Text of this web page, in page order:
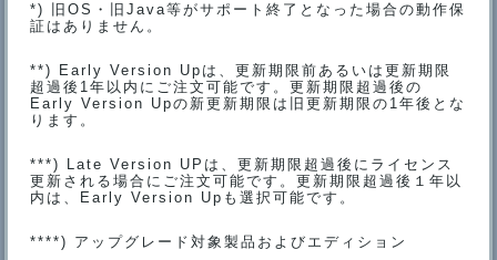
*) 旧OS・旧Java等がサポート終了となった場合の動作保
証はありません。
**) Early Version Upは、更新期限前あるいは更新期限
超過後1年以内にご注文可能です。更新期限超過後の
Early Version Upの新更新期限は旧更新期限の1年後とな
ります。
***) Late Version UPは、更新期限超過後にライセンス
更新される場合にご注文可能です。更新期限超過後１年以
内は、Early Version Upも選択可能です。
****) アップグレード対象製品およびエディション